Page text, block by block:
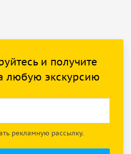
и получите
любую экскурсию
рекламную рассылку.